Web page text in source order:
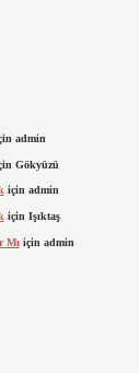
admin
Gökyüzü
için admin
için Işıktaş
Mı için admin